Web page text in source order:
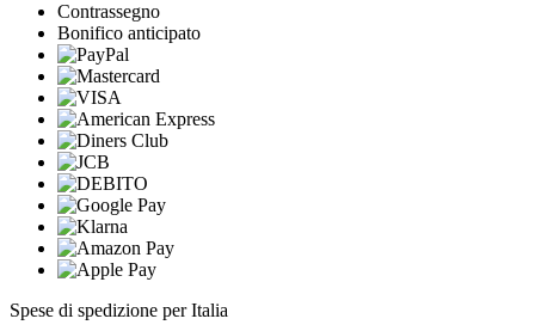
Contrassegno
Bonifico anticipato
Spese di spedizione per Italia